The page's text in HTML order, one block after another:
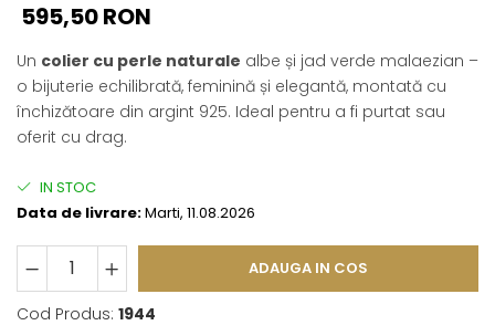
595,50 RON
Un colier cu perle naturale albe și jad verde malaezian –
o bijuterie echilibrată, feminină și elegantă, montată cu
închizătoare din argint 925. Ideal pentru a fi purtat sau
oferit cu drag.
IN STOC
Data de livrare:Marti, 11.08.2026
ADAUGA IN COS
Cod Produs: 1944